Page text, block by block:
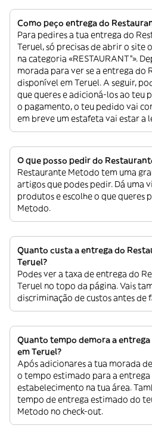
Como peço entrega do
Para pedires a tua entrega do
Teruel, só precisas de abrir o site
na categoria «RESTAURANT”».
morada para ver se a entrega do
disponível em Teruel. A seguir,
que queres e adicioná-los ao teu
o pagamento, o teu pedido vai
em breve um estafeta vai estar a
O que posso pedir do
Restaurante Metodo tem uma
artigos que podes pedir. Dá uma
produtos e escolhe o que queres
Metodo.
Quanto custa a entrega do
Teruel?
Podes ver a taxa de entrega do
Teruel no topo da página. Vais
discriminação de custos antes de
Quanto tempo demora a
em Teruel?
Após adicionares a tua morada
o tempo estimado para a
estabelecimento na tua área.
tempo de entrega estimado do
Metodo no check-out.